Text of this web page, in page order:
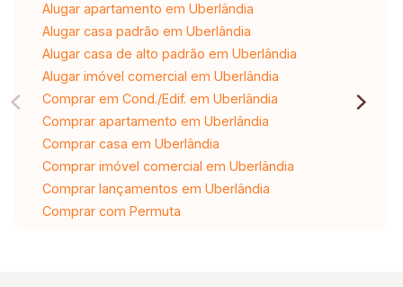
Alugar apartamento em Uberlândia
Alugar casa padrão em Uberlândia
Alugar casa de alto padrão em Uberlândia
Alugar imóvel comercial em Uberlândia
Comprar em Cond./Edif. em Uberlândia
Comprar apartamento em Uberlândia
Comprar casa em Uberlândia
Comprar imóvel comercial em Uberlândia
Comprar lançamentos em Uberlândia
Comprar com Permuta